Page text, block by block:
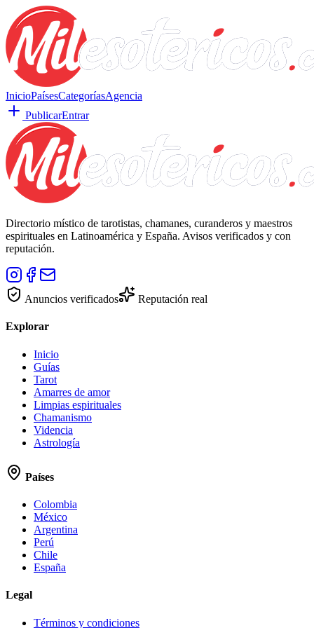
InicioPaísesCategoríasAgencia
PublicarEntrar
Directorio místico de tarotistas, chamanes, curanderos y maestros
espirituales en Latinoamérica y España. Avisos verificados y con
reputación.
Anuncios verificados Reputación real
Explorar
Inicio
Guías
Tarot
Amarres de amor
Limpias espirituales
Chamanismo
Videncia
Astrología
Países
Colombia
México
Argentina
Perú
Chile
España
Legal
Términos y condiciones